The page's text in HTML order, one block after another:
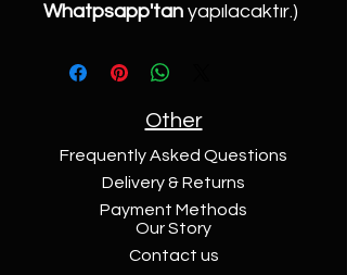
Whatpsapp'tan yapılacaktır.)
Other
Frequently Asked Questions
Delivery & Returns
Payment Methods
Our Story
Contact us